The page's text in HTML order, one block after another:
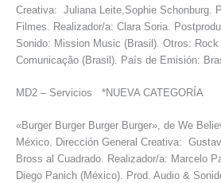
Creativa: Juliana Leite,Sophie Schonburg.
Filmes. Realizador/a: Clara Soria.
Sonido: Mission Music (Brasil). Otros:
Comunicação (Brasil). País de Emisión:
MD2 – Servicios *NUEVA CATEGORÍA
«Burger Burger Burger Burger», de We
México. Dirección General Creativa:
Bross al Cuadrado. Realizador/a: Marcelo
Diego Panich (México). Prod. Audio &